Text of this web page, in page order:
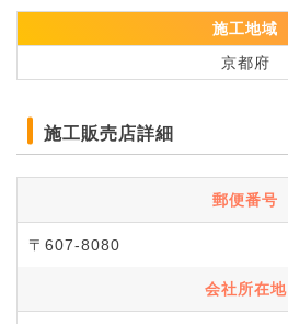
施工地域
京都府
施工販売店詳細
郵便番号
〒607-8080
会社所在地